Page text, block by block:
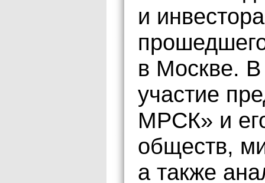
и
в Москве.
участие
МРСК» и
обществ,
а также